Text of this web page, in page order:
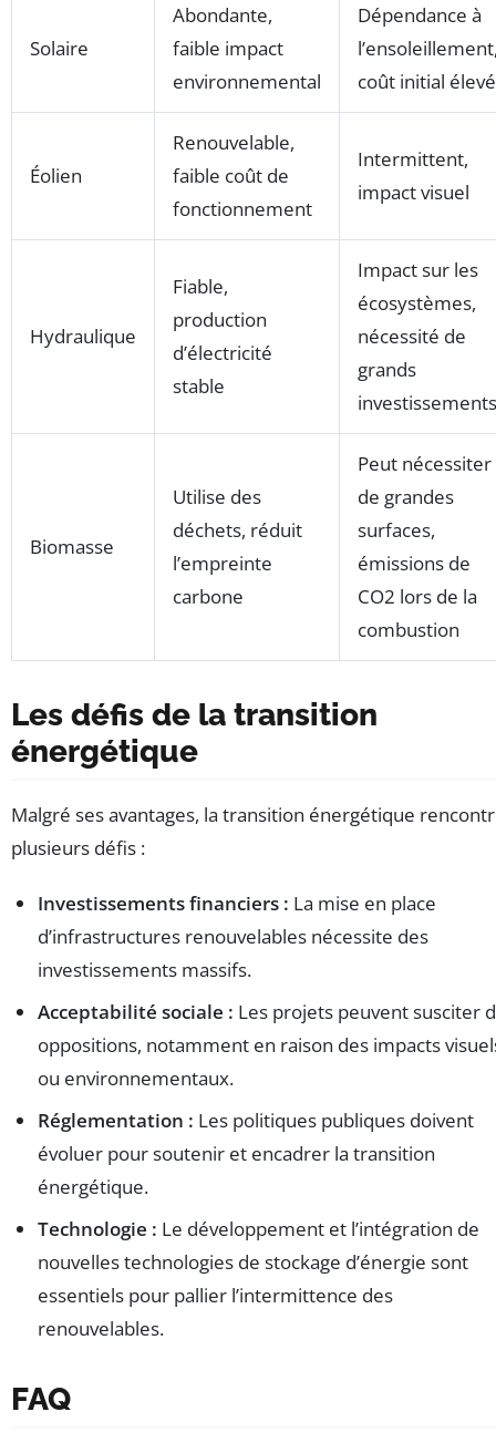
Solaire
Abondante,
faible impact
environnemental
Dépendance à
coût initial élevé
Éolien
Renouvelable,
faible coût de
fonctionnement
Intermittent,
impact visuel
Hydraulique
Fiable,
production
d’électricité
stable
Impact sur les
écosystèmes,
nécessité de
grands
investissements
Biomasse
Utilise des
déchets, réduit
l’empreinte
carbone
Peut nécessiter
de grandes
surfaces,
émissions de
CO2 lors de la
combustion
Les défis de la transition
énergétique
Malgré ses avantages, la transition énergétique
plusieurs défis :
Investissements financiers : La mise en place
d’infrastructures renouvelables nécessite des
investissements massifs.
Acceptabilité sociale : Les projets peuvent susciter
oppositions, notamment en raison des impacts
ou environnementaux.
Réglementation : Les politiques publiques doivent
évoluer pour soutenir et encadrer la transition
énergétique.
Technologie : Le développement et l’intégration de
nouvelles technologies de stockage d’énergie sont
essentiels pour pallier l’intermittence des
renouvelables.
FAQ